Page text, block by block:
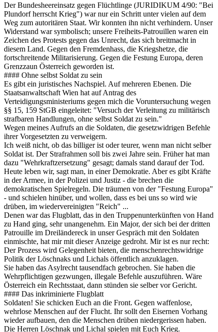
Der Bundesheereinsatz gegen Flüchtlinge (JURIDIKUM 4/90: "Bei
Plundorf herrscht Krieg") war nur ein Schritt unter vielen auf dem
Weg zum autoritären Staat. Wir konnten ihn nicht verhindern. Unser
Widerstand war symbolisch; unsere Freiheits-Patrouillen waren ein
Zeichen des Protests gegen das Unrecht, das sich breitmacht in
diesem Land. Gegen den Fremdenhass, die Kriegshetze, die
fortschreitende Militarisierung. Gegen die Festung Europa, deren
Grenzzaun Österreich geworden ist.
#### Ohne selbst Soldat zu sein
Es gibt ein juristisches Nachspiel. Auf mehreren Ebenen. Die
Staatsanwaltschaft Wien hat auf Antrag des
Verteidigungsministeriums gegen mich die Voruntersuchung wegen
§§ 15, 159 StGB eingeleitet: "Versuch der Verleitung zu militärisch
strafbaren Handlungen, ohne selbst Soldat zu sein."
Wegen meines Aufrufs an die Soldaten, die gesetzwidrigen Befehle
ihrer Vorgesetzten zu verweigern.
Ich weiß nicht, ob das billiger ist oder teurer, wenn man nicht selber
Soldat ist. Der Strafrahmen soll bis zwei Jahre sein. Früher hat man
dazu "Wehrkraftzersetzung" gesagt; damals stand darauf der Tod.
Heute leben wir, sagt man, in einer Demokratie. Aber es gibt Kräfte
in der Armee, in der Polizei und Justiz - die brechen die
demokratischen Spielregeln. Die träumen von der "Festung Europa"
- und schielen hinüber, und wollen, dass es bei uns so wird wie
drüben, im wiedervereinigten "Reich" ...
Denen war das Flugblatt, das in den Truppenunterkünften von Hand
zu Hand ging, sehr unangenehm. Ein Major, der sich bei der dritten
Patrouille im Dreiländereck in unser Gespräch mit den Soldaten
einmischte, hat mir mit dieser Anzeige gedroht. Mir ist es nur recht:
Der Prozess wird Gelegenheit bieten, die menschenrechtswidrige
Politik der Löschnaks und Lichals öffentlich anzuklagen.
Sie haben das Asylrecht tausendfach gebrochen. Sie haben die
Wehrpflichtigen gezwungen, illegale Befehle auszuführen. Wäre
Österreich ein Rechtsstaat, dann stünden sie selber vor Gericht.
#### Das inkriminierte Flugblatt
Soldaten! Sie schicken Euch an die Front. Gegen waffenlose,
wehrlose Menschen auf der Flucht. Ihr sollt den Eisernen Vorhang
wieder aufbauen, den die Menschen drüben niedergerissen haben.
Die Herren Löschnak und Lichal spielen mit Euch Krieg.